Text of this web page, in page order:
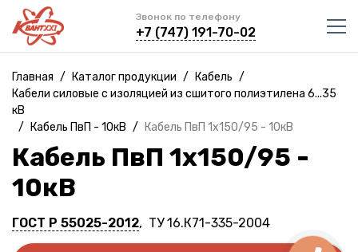
Звонок по телефону
+7 (747) 191-70-02
Главная / Каталог продукции / Кабель /
Кабели силовые с изоляцией из сшитого полиэтилена 6...35
кВ
/
Кабель ПвП - 10кВ / Кабель ПвП 1х150/95 - 10кВ
Кабель ПвП 1х150/95 -
10кВ
ГОСТ Р 55025-2012, ТУ 16.К71-335-2004